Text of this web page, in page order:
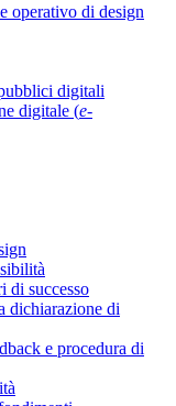
operativo di design
digitali
digitale (e-
di successo
dichiarazione di
e procedura di